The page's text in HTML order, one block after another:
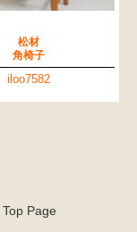
松材
角椅子
iloo7582
Top Page